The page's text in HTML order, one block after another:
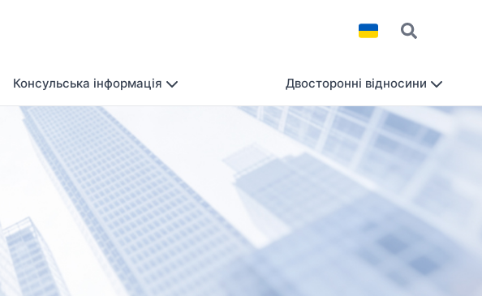
Консульська інформація Двосторонні відносини